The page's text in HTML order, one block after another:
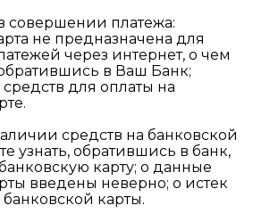
совершении платежа:
не предназначена для
через интернет, о чем
в Ваш Банк;
средств для оплаты на
средств на банковской
узнать, обратившись в банк,
карту; o данные
введены неверно; o истек
карты.